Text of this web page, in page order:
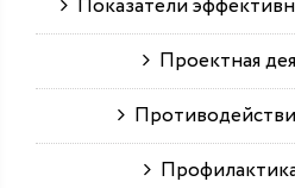
Показатели
Проектная